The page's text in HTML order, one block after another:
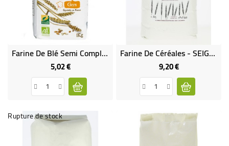
Farine De Blé Semi Complète T80 Bio & Équitable
5,02 €Prix
Farine De Céréales - SEIGLE - T150
9,20 €Prix
Rupture de stock